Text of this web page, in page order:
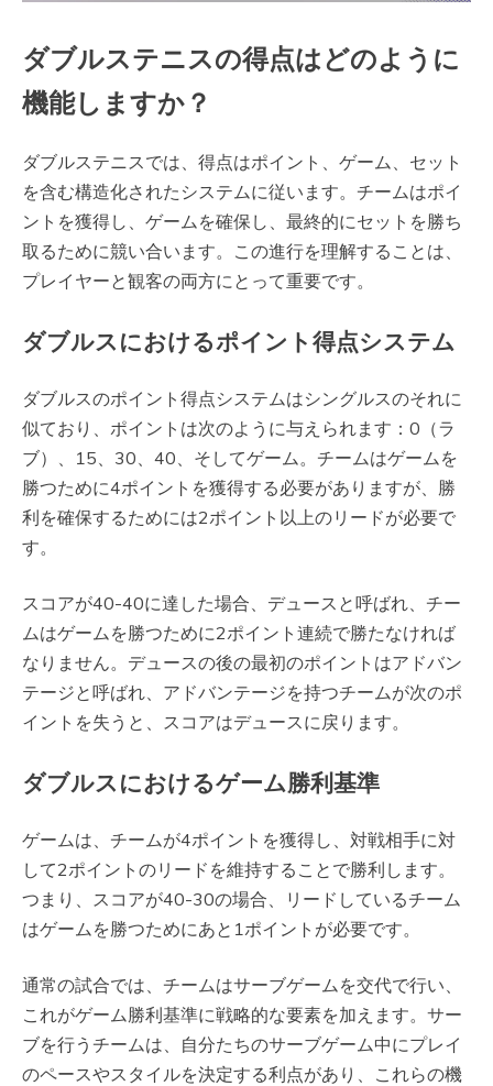
ダブルステニスの得点はどのように
機能しますか？
ダブルステニスでは、得点はポイント、ゲーム、セット
を含む構造化されたシステムに従います。チームはポイ
ントを獲得し、ゲームを確保し、最終的にセットを勝ち
取るために競い合います。この進行を理解することは、
プレイヤーと観客の両方にとって重要です。
ダブルスにおけるポイント得点システム
ダブルスのポイント得点システムはシングルスのそれに
似ており、ポイントは次のように与えられます：0（ラ
ブ）、15、30、40、そしてゲーム。チームはゲームを
勝つために4ポイントを獲得する必要がありますが、勝
利を確保するためには2ポイント以上のリードが必要で
す。
スコアが40-40に達した場合、デュースと呼ばれ、チー
ムはゲームを勝つために2ポイント連続で勝たなければ
なりません。デュースの後の最初のポイントはアドバン
テージと呼ばれ、アドバンテージを持つチームが次のポ
イントを失うと、スコアはデュースに戻ります。
ダブルスにおけるゲーム勝利基準
ゲームは、チームが4ポイントを獲得し、対戦相手に対
して2ポイントのリードを維持することで勝利します。
つまり、スコアが40-30の場合、リードしているチーム
はゲームを勝つためにあと1ポイントが必要です。
通常の試合では、チームはサーブゲームを交代で行い、
これがゲーム勝利基準に戦略的な要素を加えます。サー
ブを行うチームは、自分たちのサーブゲーム中にプレイ
のペースやスタイルを決定する利点があり、これらの機